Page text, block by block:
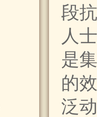
段
人
是
的
泛